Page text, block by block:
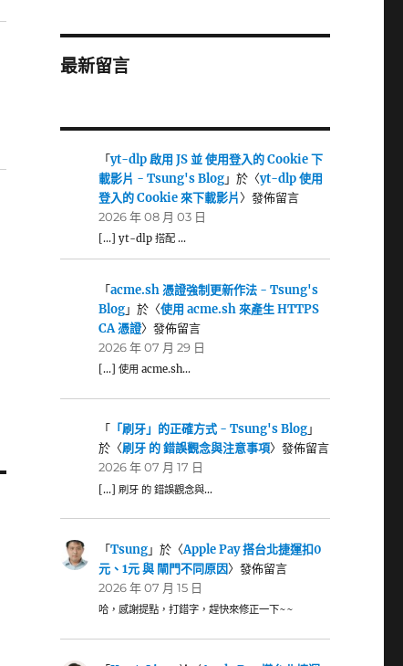
最新留言
「yt-dlp 啟用 JS 並 使用登入的 Cookie 下
載影片 - Tsung's Blog」於〈yt-dlp 使用
登入的 Cookie 來下載影片〉發佈留言
2026 年 08 月 03 日
[…] yt-dlp 搭配 …
「acme.sh 憑證強制更新作法 - Tsung's
Blog」於〈使用 acme.sh 來產生 HTTPS
CA 憑證〉發佈留言
2026 年 07 月 29 日
[…] 使用 acme.sh…
「 「刷牙」的正確方式 - Tsung's Blog」
於〈刷牙 的 錯誤觀念與注意事項〉發佈留言
2026 年 07 月 17 日
[…] 刷牙 的 錯誤觀念與…
「Tsung」於〈Apple Pay 搭台北捷運扣0
元、1元 與 閘門不同原因〉發佈留言
2026 年 07 月 15 日
哈，感謝提點，打錯字，趕快來修正一下~~